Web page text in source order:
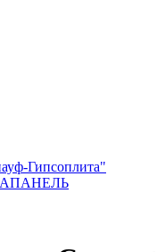
Гипсоплита"